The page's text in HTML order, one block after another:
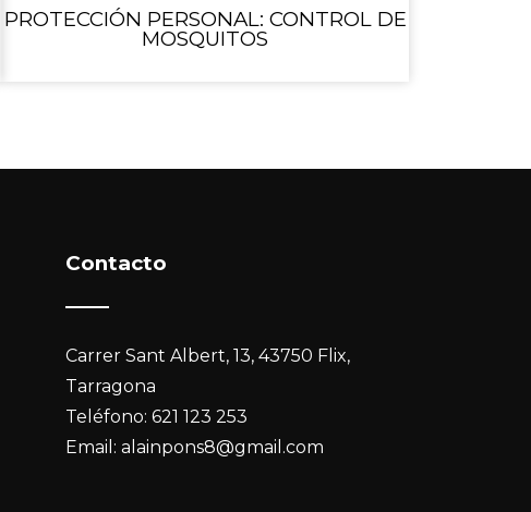
PROTECCIÓN PERSONAL: CONTROL DE
MOSQUITOS
Contacto
Carrer Sant Albert, 13, 43750 Flix,
Tarragona
Teléfono: 621 123 253
Email: alainpons8@gmail.com